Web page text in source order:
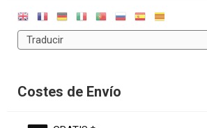
Costes de Envío